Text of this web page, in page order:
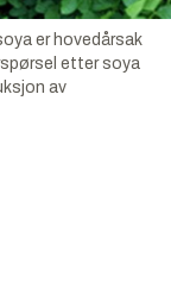
er hovedårsak
etter soya
av